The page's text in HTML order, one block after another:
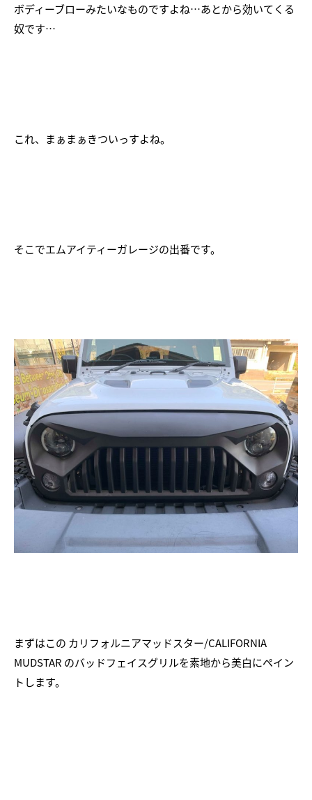
ボディーブローみたいなものですよね…あとから効いてくる
奴です…
これ、まぁまぁきついっすよね。
そこでエムアイティーガレージの出番です。
まずはこの カリフォルニアマッドスター/CALIFORNIA
MUDSTAR のバッドフェイスグリルを素地から美白にペイン
トします。